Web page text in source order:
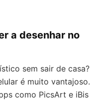
a desenhar no
sem sair de casa?
é muito vantajoso.
como PicsArt e iBis